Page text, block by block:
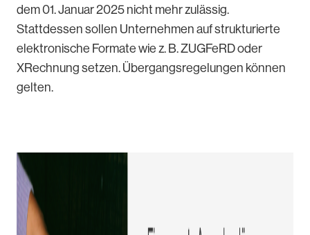
dem 01. Januar 2025 nicht mehr zulässig.
Stattdessen sollen Unternehmen auf strukturierte
elektronische Formate wie z. B. ZUGFeRD oder
XRechnung setzen. Übergangsregelungen können
gelten.